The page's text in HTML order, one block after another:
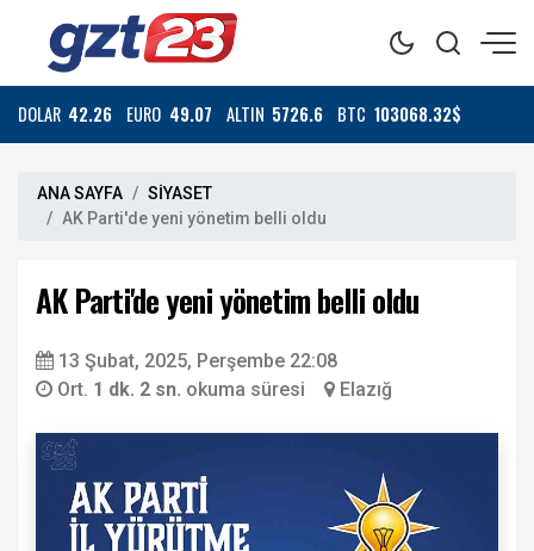
DOLAR 42.26 EURO 49.07 ALTIN 5726.6 BTC 103068.32$
ANA SAYFA
SİYASET
AK Parti'de yeni yönetim belli oldu
AK Parti'de yeni yönetim belli oldu
13 Şubat, 2025, Perşembe 22:08
Ort. 1 dk. 2 sn. okuma süresi Elazığ